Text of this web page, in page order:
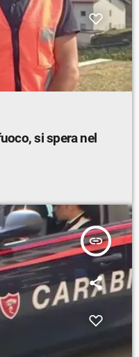
si spera nel
insert_link